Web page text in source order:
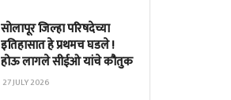
सोलापूर जिल्हा परिषदेच्या
इतिहासात हे प्रथमच घडले !
होऊ लागले सीईओ यांचे कौतुक
27 JULY 2026